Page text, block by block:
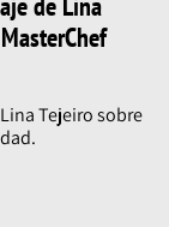
Tejeiro sobre